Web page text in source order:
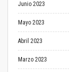
Junio 2023
Mayo 2023
Abril 2023
Marzo 2023